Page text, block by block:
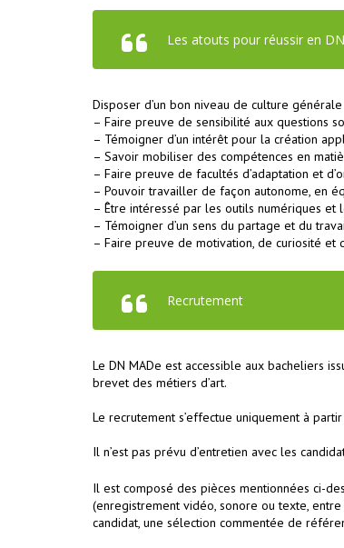
Les atouts pour réussir en
Disposer d’un bon niveau de culture
– Faire preuve de sensibilité aux questions
– Témoigner d’un intérêt pour la création
– Savoir mobiliser des compétences en
– Faire preuve de facultés d’adaptation et
– Pouvoir travailler de façon autonome, en
– Être intéressé par les outils numériques et
– Témoigner d’un sens du partage et du
– Faire preuve de motivation, de curiosité et
Recrutement
Le DN MADe est accessible aux bacheliers
brevet des métiers d’art.
Le recrutement s’effectue uniquement à
Il n’est pas prévu d’entretien avec les
Il est composé des pièces mentionnées ci-
(enregistrement vidéo, sonore ou texte,
candidat, une sélection commentée de